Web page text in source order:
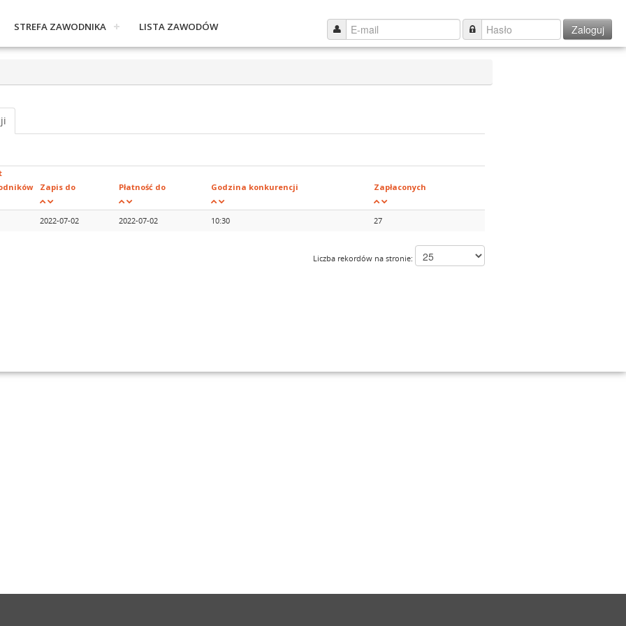
Zaloguj
STREFA ZAWODNIKA LISTA ZAWODÓW
Zapis do Płatność do Godzina konkurencji Zapłaconych
2022-07-02 2022-07-02 10:30 27
Liczba rekordów na stronie: